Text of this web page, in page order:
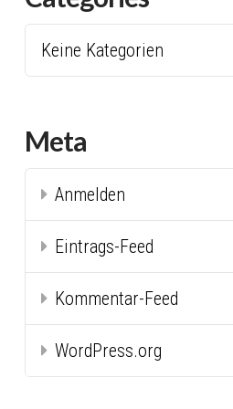
Keine Kategorien
Meta
Anmelden
Eintrags-Feed
Kommentar-Feed
WordPress.org